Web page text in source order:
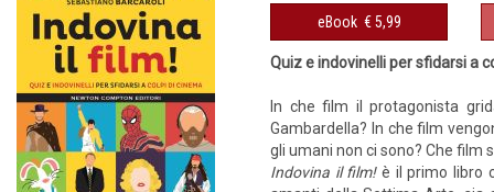
eBook € 5,99
Quiz e indovinelli per sfidarsi a
In che film il protagonista
Gambardella? In che film
gli umani non ci sono? Che film
Indovina il film! è il primo libro